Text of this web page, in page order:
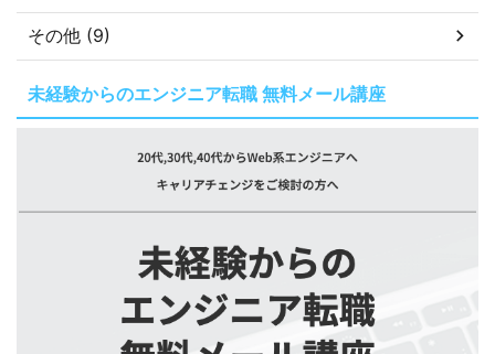
その他 (9)
未経験からのエンジニア転職 無料メール講座